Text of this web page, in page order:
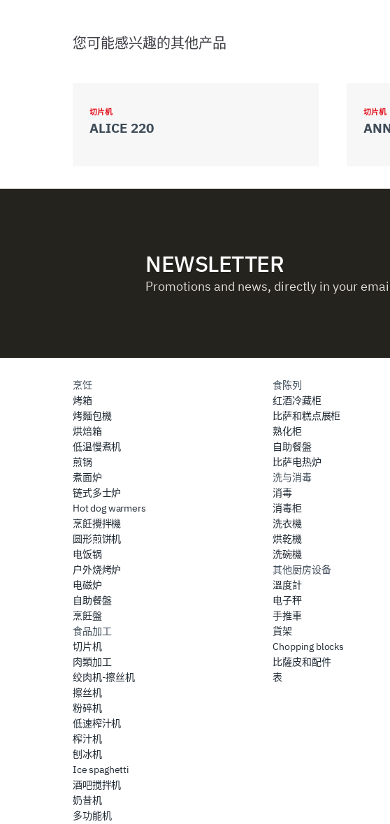
您可能感兴趣的其他产品
切片机
ALICE 220
切片机
NEWSLETTER
Promotions and news, directly in your
烹饪
烤箱
烤麵包機
烘焙箱
低温慢煮机
煎锅
煮面炉
链式多士炉
Hot dog warmers
烹飪攪拌機
圆形煎饼机
电饭锅
户外烧烤炉
电磁炉
自助餐盤
烹飪盤
食品加工
切片机
肉類加工
绞肉机-擦丝机
擦丝机
粉碎机
低速榨汁机
榨汁机
刨冰机
Ice spaghetti
酒吧搅拌机
奶昔机
多功能机
食陈列
红酒冷藏柜
比萨和糕点展柜
熟化柜
自助餐盤
比萨电热炉
洗与消毒
消毒
消毒柜
洗衣機
烘乾機
洗碗機
其他厨房设备
溫度計
电子秤
手推車
貨架
Chopping blocks
比薩皮和配件
表